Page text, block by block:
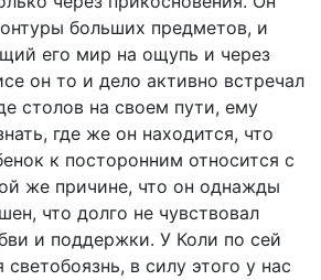
больших предметов, и
его мир на ощупь и через
он то и дело активно встречал
столов на своем пути, ему
где же он находится, что
к посторонним относится с
же причине, что он однажды
что долго не чувствовал
и поддержки. У Коли по сей
в силу этого у нас